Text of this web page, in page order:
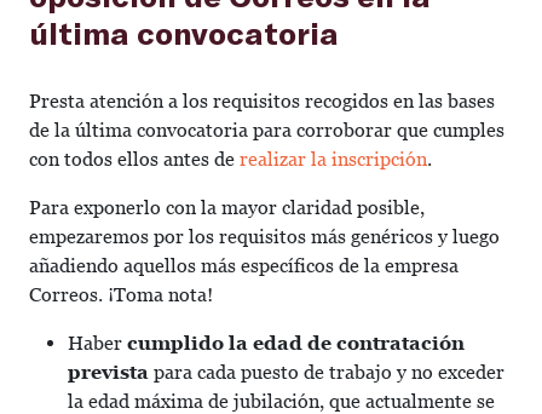
última convocatoria
Presta atención a los requisitos recogidos en las bases
de la última convocatoria para corroborar que cumples
con todos ellos antes de realizar la inscripción.
Para exponerlo con la mayor claridad posible,
empezaremos por los requisitos más genéricos y luego
añadiendo aquellos más específicos de la empresa
Correos. ¡Toma nota!
Haber cumplido la edad de contratación
prevista para cada puesto de trabajo y no exceder
la edad máxima de jubilación, que actualmente se